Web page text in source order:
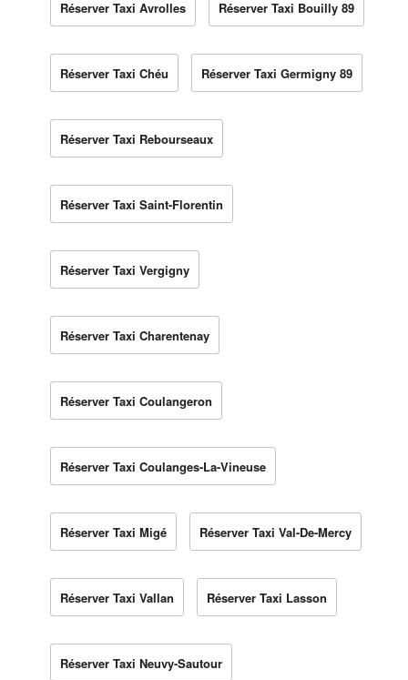
Réserver Taxi Avrolles Réserver Taxi Bouilly 89
Réserver Taxi Chéu Réserver Taxi Germigny 89
Réserver Taxi Rebourseaux
Réserver Taxi Saint-Florentin
Réserver Taxi Vergigny
Réserver Taxi Charentenay
Réserver Taxi Coulangeron
Réserver Taxi Coulanges-La-Vineuse
Réserver Taxi Migé Réserver Taxi Val-De-Mercy
Réserver Taxi Vallan Réserver Taxi Lasson
Réserver Taxi Neuvy-Sautour